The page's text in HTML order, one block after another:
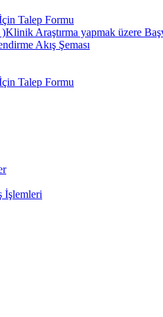
Talep Formu
Araştırma yapmak üzere
Akış Şeması
Talep Formu
İşlemleri